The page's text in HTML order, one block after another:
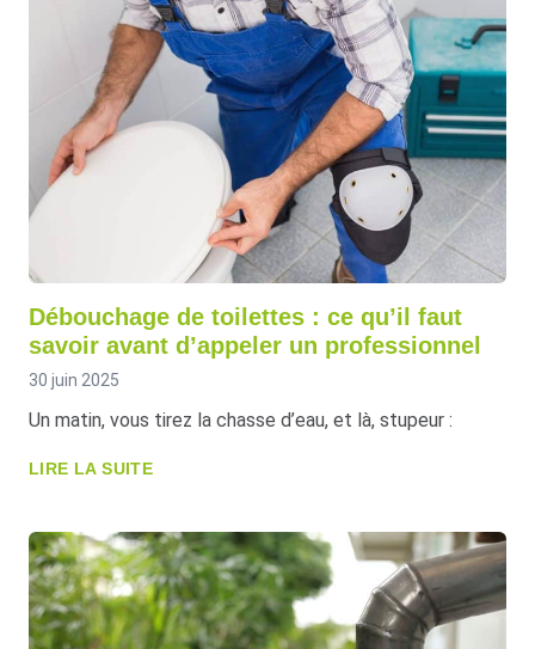
Débouchage de toilettes : ce qu’il faut
savoir avant d’appeler un professionnel
30 juin 2025
Un matin, vous tirez la chasse d’eau, et là, stupeur :
LIRE LA SUITE